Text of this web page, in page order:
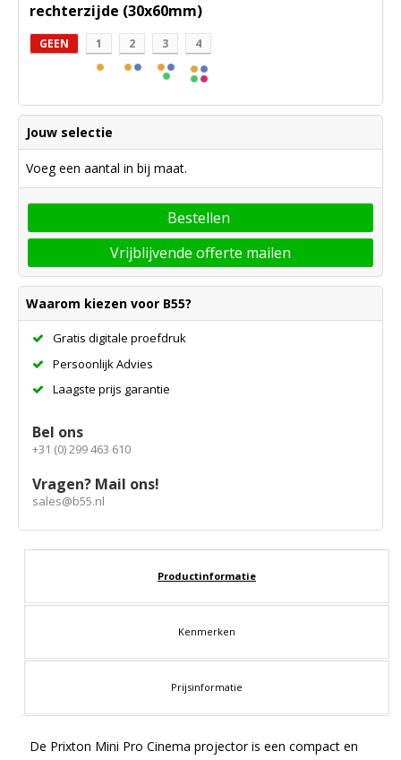
rechterzijde (30x60mm)
GEEN 1 2 3 4
Jouw selectie
Voeg een aantal in bij maat.
Bestellen
Vrijblijvende offerte mailen
Waarom kiezen voor B55?
Gratis digitale proefdruk
Persoonlijk Advies
Laagste prijs garantie
Bel ons
+31 (0) 299 463 610
Vragen? Mail ons!
sales@b55.nl
Productinformatie
Kenmerken
Prijsinformatie
De Prixton Mini Pro Cinema projector is een compact en